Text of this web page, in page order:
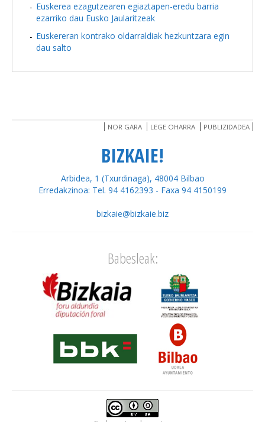
Euskerea ezagutzearen egiaztapen-eredu barria
ezarriko dau Eusko Jaularitzeak
Euskereran kontrako oldarraldiak hezkuntzara egin
dau salto
NOR GARA LEGE OHARRA PUBLIZIDADEA
BIZKAIE!
Arbidea, 1 (Txurdinaga), 48004 Bilbao
Erredakzinoa: Tel. 94 4162393 - Faxa 94 4150199
bizkaie@bizkaie.biz
Babesleak: